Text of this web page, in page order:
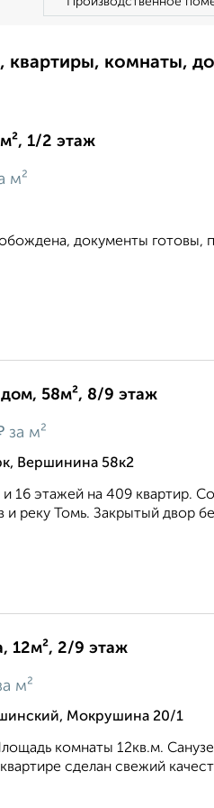
комнаты,
1/2 этаж
м²
документы готовы,
58м², 8/9 этаж
за м²
Вершинина 58к2
16 этажей на 409 квартир.
и реку Томь. Закрытый двор
12м², 2/9 этаж
м²
Мокрушина 20/1
комнаты 12кв.м.
сделан свежий